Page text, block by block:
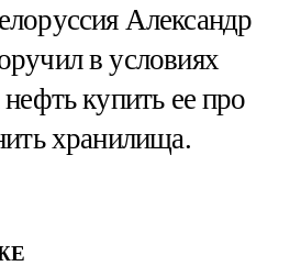
Александр
в условиях
купить ее про
хранилища.